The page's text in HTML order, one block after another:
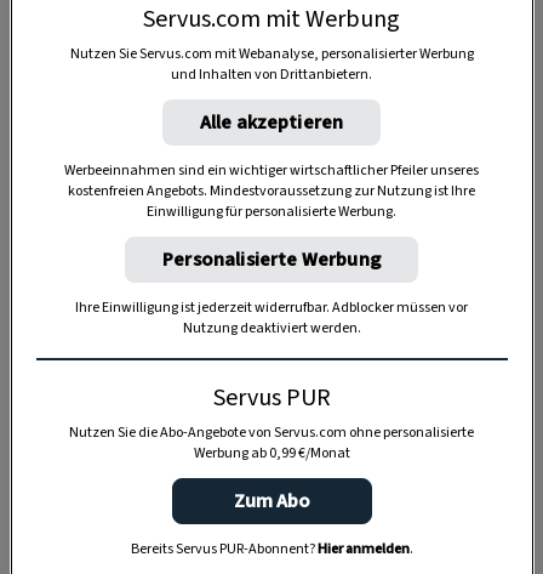
Anzeige
Servus.com mit Werbung
Nutzen Sie Servus.com mit Webanalyse, personalisierter Werbung
und Inhalten von Drittanbietern.
Alle akzeptieren
Werbeeinnahmen sind ein wichtiger wirtschaftlicher Pfeiler unseres
kostenfreien Angebots. Mindestvoraussetzung zur Nutzung ist Ihre
Einwilligung für personalisierte Werbung.
Personalisierte Werbung
Ihre Einwilligung ist jederzeit widerrufbar. Adblocker müssen vor
Nutzung deaktiviert werden.
Servus PUR
Nutzen Sie die Abo-Angebote von Servus.com ohne personalisierte
Werbung ab 0,99 €/Monat
Zum Abo
Bereits Servus PUR-Abonnent?Hier anmelden.